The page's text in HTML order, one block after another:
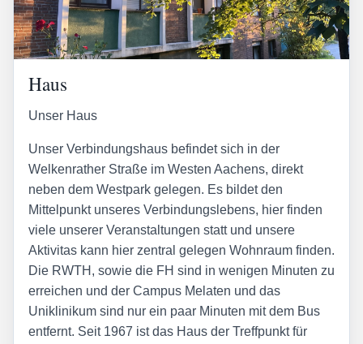
Haus
Unser Haus
Unser Verbindungshaus befindet sich in der
Welkenrather Straße im Westen Aachens, direkt
neben dem Westpark gelegen. Es bildet den
Mittelpunkt unseres Verbindungslebens, hier finden
viele unserer Veranstaltungen statt und unsere
Aktivitas kann hier zentral gelegen Wohnraum finden.
Die RWTH, sowie die FH sind in wenigen Minuten zu
erreichen und der Campus Melaten und das
Uniklinikum sind nur ein paar Minuten mit dem Bus
entfernt. Seit 1967 ist das Haus der Treffpunkt für